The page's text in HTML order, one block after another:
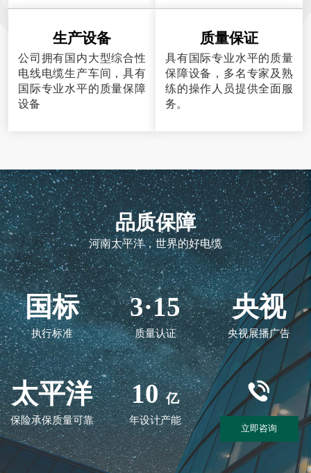
生产设备
公司拥有国内大型综合性
电线电缆生产车间，具有
国际专业水平的质量保障
设备
质量保证
具有国际专业水平的质量
保障设备，多名专家及熟
练的操作人员提供全面服
务。
品质保障
河南太平洋，世界的好电缆
国标
执行标准
3·15
质量认证
央视
央视展播广告
太平洋
保险承保质量可靠
10 亿
年设计产能
立即咨询